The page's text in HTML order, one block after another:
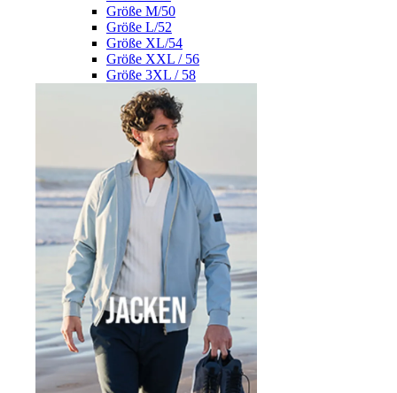
Größe M/50
Größe L/52
Größe XL/54
Größe XXL / 56
Größe 3XL / 58